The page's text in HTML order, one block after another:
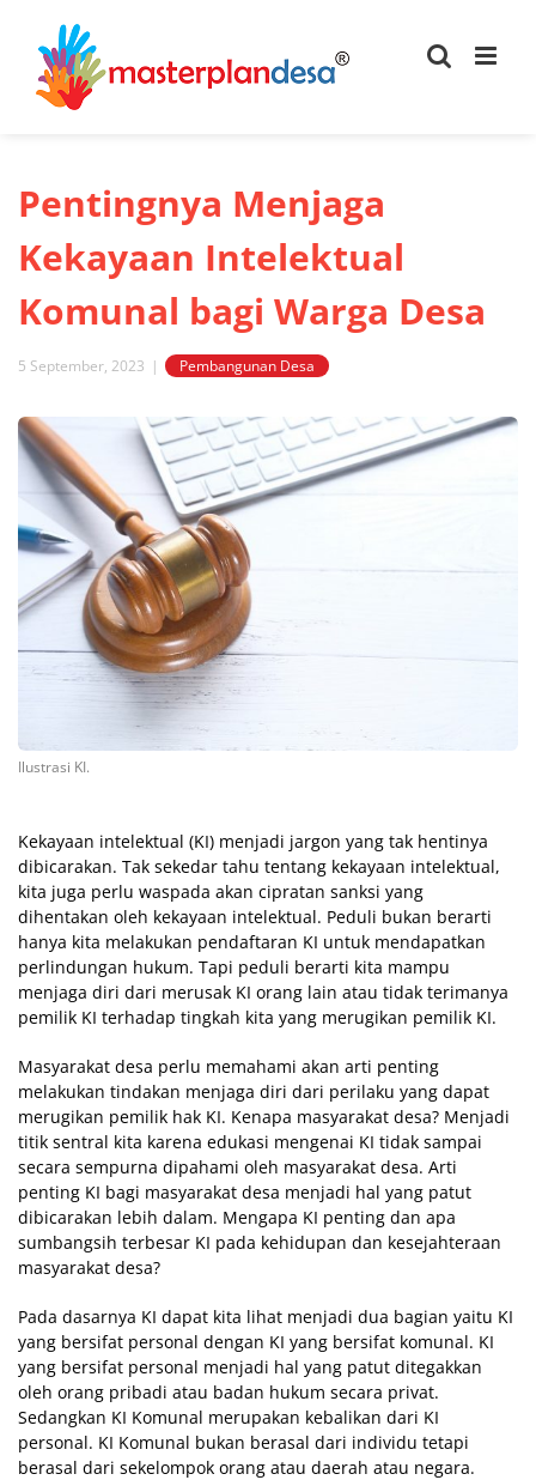
content
Pentingnya Menjaga
Kekayaan Intelektual
Komunal bagi Warga Desa
5 September, 2023 | Pembangunan Desa
View
Larger
Image
Ilustrasi KI.
Kekayaan intelektual (KI) menjadi jargon yang tak hentinya
dibicarakan. Tak sekedar tahu tentang kekayaan intelektual,
kita juga perlu waspada akan cipratan sanksi yang
dihentakan oleh kekayaan intelektual. Peduli bukan berarti
hanya kita melakukan pendaftaran KI untuk mendapatkan
perlindungan hukum. Tapi peduli berarti kita mampu
menjaga diri dari merusak KI orang lain atau tidak terimanya
pemilik KI terhadap tingkah kita yang merugikan pemilik KI.
Masyarakat desa perlu memahami akan arti penting
melakukan tindakan menjaga diri dari perilaku yang dapat
merugikan pemilik hak KI. Kenapa masyarakat desa? Menjadi
titik sentral kita karena edukasi mengenai KI tidak sampai
secara sempurna dipahami oleh masyarakat desa. Arti
penting KI bagi masyarakat desa menjadi hal yang patut
dibicarakan lebih dalam. Mengapa KI penting dan apa
sumbangsih terbesar KI pada kehidupan dan kesejahteraan
masyarakat desa?
Pada dasarnya KI dapat kita lihat menjadi dua bagian yaitu KI
yang bersifat personal dengan KI yang bersifat komunal. KI
yang bersifat personal menjadi hal yang patut ditegakkan
oleh orang pribadi atau badan hukum secara privat.
Sedangkan KI Komunal merupakan kebalikan dari KI
personal. KI Komunal bukan berasal dari individu tetapi
berasal dari sekelompok orang atau daerah atau negara.